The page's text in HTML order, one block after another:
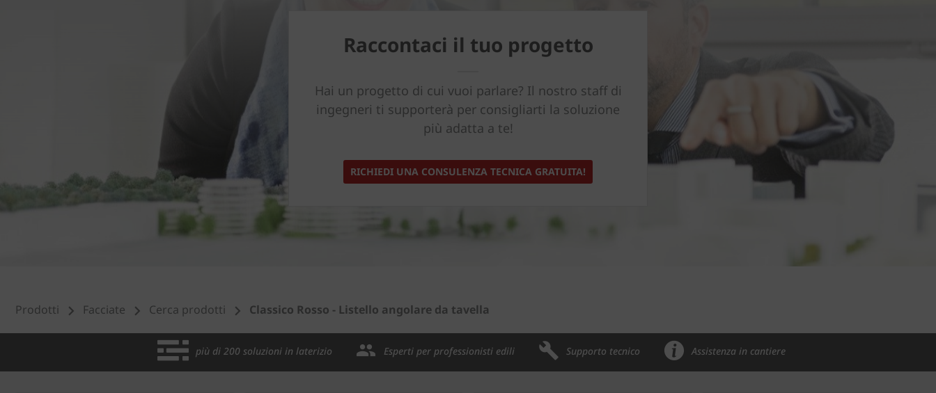
Raccontaci il tuo progetto
Hai un progetto di cui vuoi parlare? Il nostro staff di
ingegneri ti supporterà per consigliarti la soluzione
più adatta a te!
RICHIEDI UNA CONSULENZA TECNICA GRATUITA!
Prodotti Facciate Cerca prodotti Classico Rosso - Listello angolare da tavella
più di 200 soluzioni in laterizio Esperti per professionisti edili Supporto tecnico Assistenza in cantiere